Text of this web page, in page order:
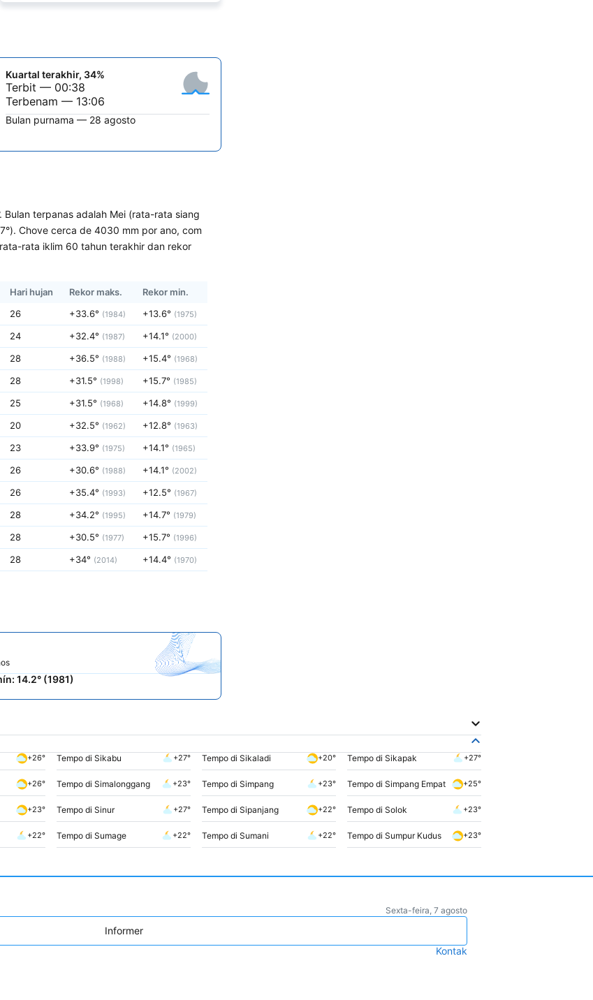
Kuartal terakhir, 34%
Terbit — 00:38
Terbenam — 13:06
Bulan purnama — 28 agosto
Bulan terpanas adalah Mei (rata-rata siang
Chove cerca de 4030 mm por ano, com
rata iklim 60 tahun terakhir dan rekor
Hari hujan Rekor maks.
Rekor min.
26 +33.6° (1984) +13.6° (1975)
24 +32.4° (1987) +14.1° (2000)
28 +36.5° (1988) +15.4° (1968)
28 +31.5° (1998) +15.7° (1985)
25 +31.5° (1968) +14.8° (1999)
20 +32.5° (1962) +12.8° (1963)
23 +33.9° (1975) +14.1° (1965)
26 +30.6° (1988) +14.1° (2002)
26 +35.4° (1993) +12.5° (1967)
28 +34.2° (1995) +14.7° (1979)
28 +30.5° (1977) +15.7° (1996)
28 +34° (2014) +14.4° (1970)
14.2° (1981)
+26° Tempo di Sikabu +27° Tempo di Sikaladi +20° Tempo di Sikapak +27°
+26° Tempo di Simalonggang +23° Tempo di Simpang +23° Tempo di Simpang Empat +25°
+23° Tempo di Sinur +27° Tempo di Sipanjang +22° Tempo di Solok +23°
+22° Tempo di Sumage +22° Tempo di Sumani +22° Tempo di Sumpur Kudus +23°
Sexta-feira, 7 agosto
Informer
Kontak